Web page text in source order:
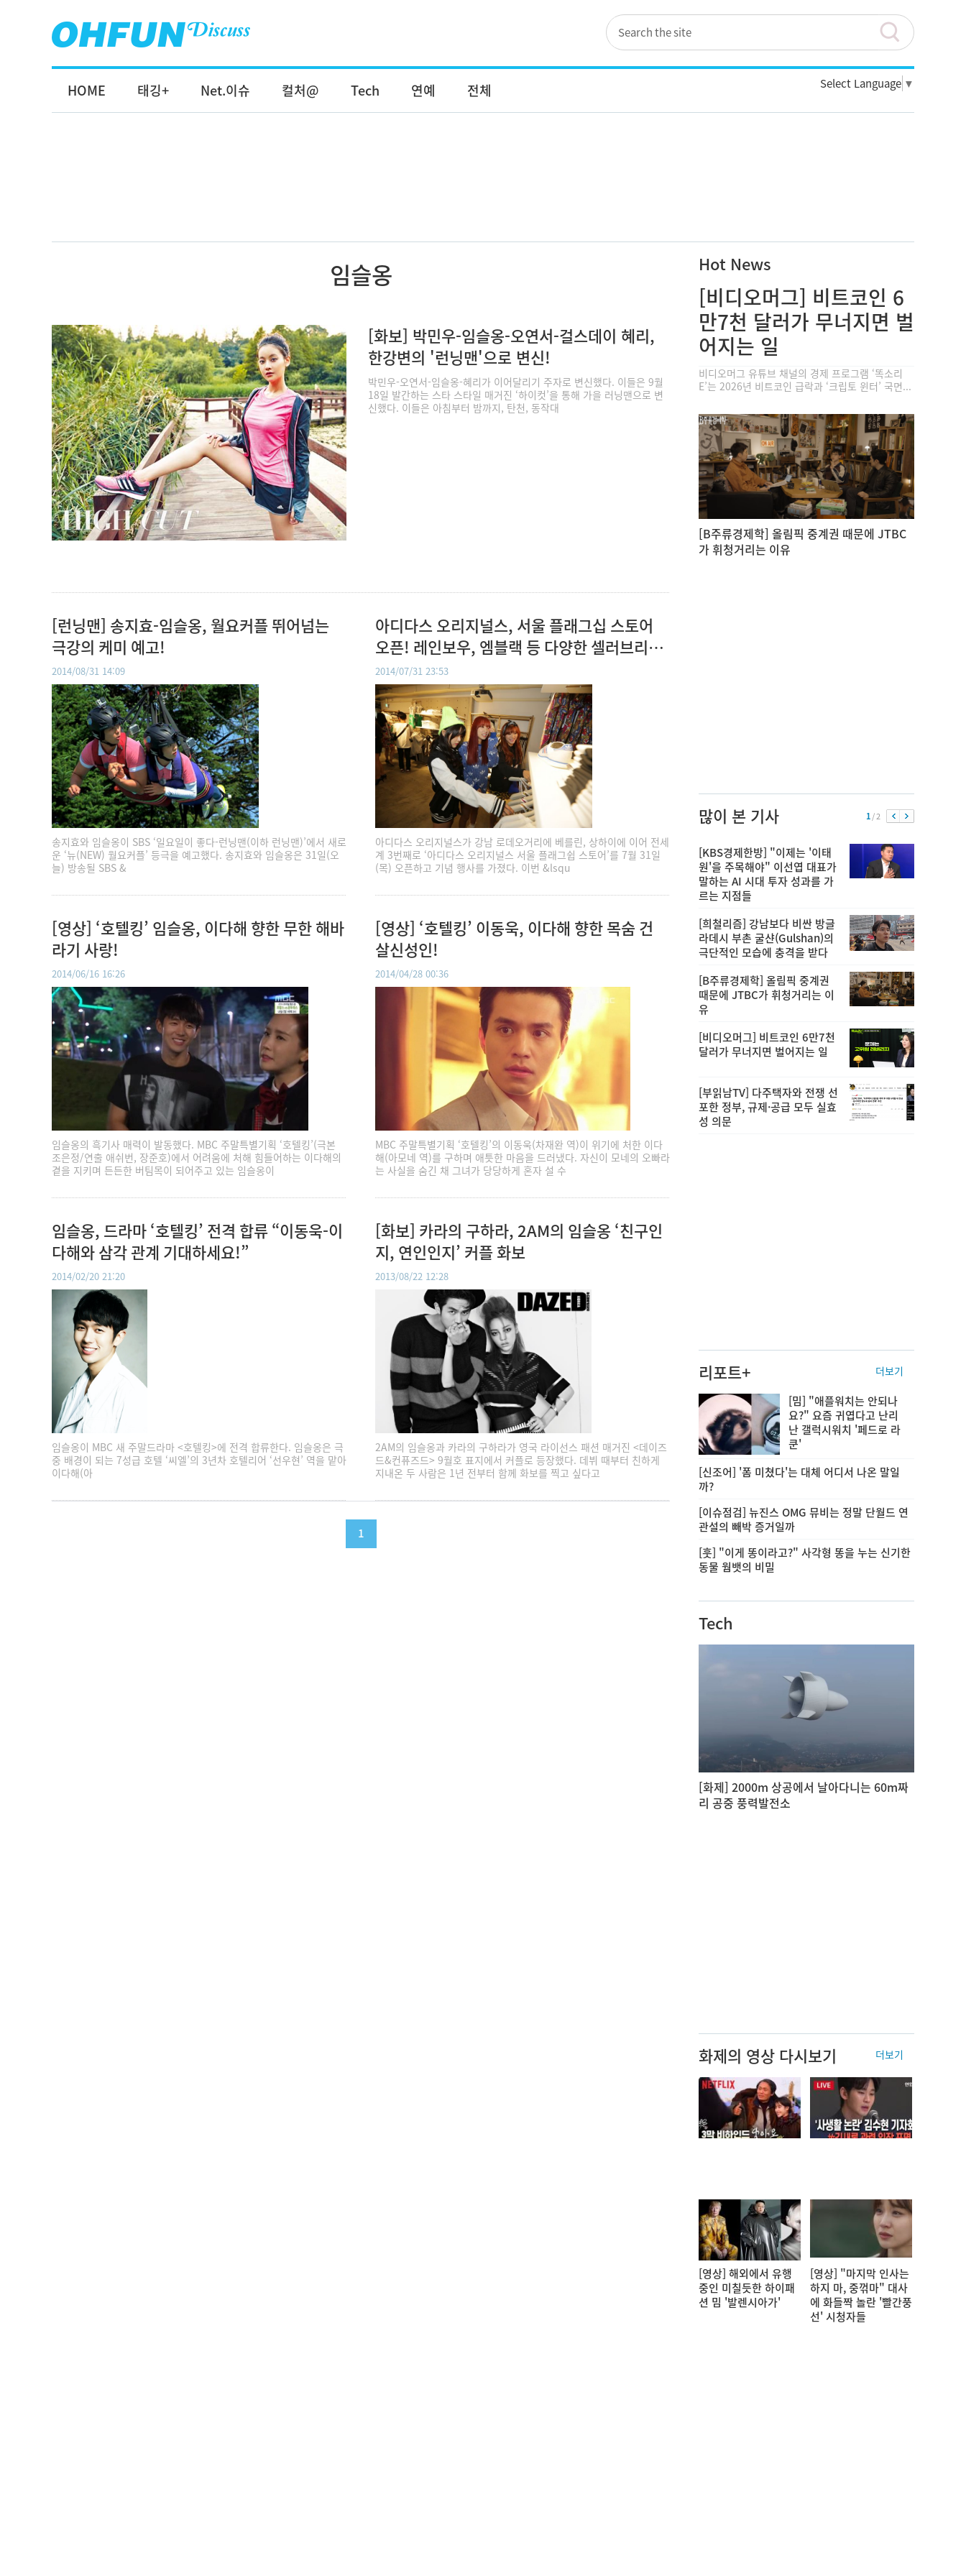
HOME 태깅+ Net.이슈 컬처@ Tech 연예 전체 Select Language ▼
임슬옹
[화보] 박민우-임슬옹-오연서-걸스데이 혜리,
한강변의 '런닝맨'으로 변신!
박민우-오연서-임슬옹-혜리가 이어달리기 주자로 변신했다. 이들은 9월
18일 발간하는 스타 스타일 매거진 ‘하이컷’을 통해 가을 러닝맨으로 변
신했다. 이들은 아침부터 밤까지, 탄천, 동작대
[런닝맨] 송지효-임슬옹, 월요커플 뛰어넘는
극강의 케미 예고!
2014/08/31 14:09
송지효와 임슬옹이 SBS ‘일요일이 좋다-런닝맨(이하 런닝맨)’에서 새로
운 ‘뉴(NEW) 월요커플’ 등극을 예고했다. 송지효와 임슬옹은 31일(오
늘) 방송될 SBS &
아디다스 오리지널스, 서울 플래그십 스토어
오픈! 레인보우, 엠블랙 등 다양한 셀러브리티
참석
2014/07/31 23:53
아디다스 오리지널스가 강남 로데오거리에 베를린, 상하이에 이어 전세
계 3번째로 ‘아디다스 오리지널스 서울 플래그쉽 스토어’를 7월 31일
(목) 오픈하고 기념 행사를 가졌다. 이번 &lsqu
[영상] ‘호텔킹’ 임슬옹, 이다해 향한 무한 해바
라기 사랑!
2014/06/16 16:26
임슬옹의 흑기사 매력이 발동했다. MBC 주말특별기획 ‘호텔킹’(극본
조은정/연출 애쉬번, 장준호)에서 어려움에 처해 힘들어하는 이다해의
곁을 지키며 든든한 버팀목이 되어주고 있는 임슬옹이
[영상] ‘호텔킹’ 이동욱, 이다해 향한 목숨 건
살신성인!
2014/04/28 00:36
MBC 주말특별기획 ‘호텔킹’의 이동욱(차재완 역)이 위기에 처한 이다
해(아모네 역)를 구하며 애틋한 마음을 드러냈다. 자신이 모네의 오빠라
는 사실을 숨긴 채 그녀가 당당하게 혼자 설 수
임슬옹, 드라마 ‘호텔킹’ 전격 합류 “이동욱-이
다해와 삼각 관계 기대하세요!”
2014/02/20 21:20
임슬옹이 MBC 새 주말드라마 <호텔킹>에 전격 합류한다. 임슬옹은 극
중 배경이 되는 7성급 호텔 ‘씨엘’의 3년차 호텔리어 ‘선우현’ 역을 맡아
이다해(아
[화보] 카라의 구하라, 2AM의 임슬옹 ‘친구인
지, 연인인지’ 커플 화보
2013/08/22 12:28
2AM의 임슬옹과 카라의 구하라가 영국 라이선스 패션 매거진 <데이즈
드&컨퓨즈드> 9월호 표지에서 커플로 등장했다. 데뷔 때부터 친하게
지내온 두 사람은 1년 전부터 함께 화보를 찍고 싶다고
1
Hot News
[비디오머그] 비트코인 6
만7천 달러가 무너지면 벌
어지는 일
비디오머그 유튜브 채널의 경제 프로그램 ‘똑소리
E’는 2026년 비트코인 급락과 ‘크립토 윈터’ 국면...
[B주류경제학] 올림픽 중계권 때문에 JTBC
가 휘청거리는 이유
많이 본 기사 1/ 2
[KBS경제한방] "이제는 '이태
원'을 주목해야" 이선엽 대표가
말하는 AI 시대 투자 성과를 가
르는 지점들
[희철리즘] 강남보다 비싼 방글
라데시 부촌 굴샨(Gulshan)의
극단적인 모습에 충격을 받다
[B주류경제학] 올림픽 중계권
때문에 JTBC가 휘청거리는 이
유
[비디오머그] 비트코인 6만7천
달러가 무너지면 벌어지는 일
[부읽남TV] 다주택자와 전쟁 선
포한 정부, 규제·공급 모두 실효
성 의문
리포트+ 더보기
[밈] "애플워치는 안되나
요?" 요즘 귀엽다고 난리
난 갤럭시워치 '페드로 라
쿤'
[신조어] '폼 미쳤다'는 대체 어디서 나온 말일
까?
[이슈점검] 뉴진스 OMG 뮤비는 정말 단월드 연
관설의 빼박 증거일까
[훗] "이게 똥이라고?" 사각형 똥을 누는 신기한
동물 웜뱃의 비밀
Tech
[화제] 2000m 상공에서 날아다니는 60m짜
리 공중 풍력발전소
화제의 영상 다시보기 더보기
[영상] 해외에서 유행
중인 미칠듯한 하이패
션 밈 '발렌시아가'
[영상] "마지막 인사는
하지 마, 중꺾마" 대사
에 화들짝 놀란 '빨간풍
선' 시청자들